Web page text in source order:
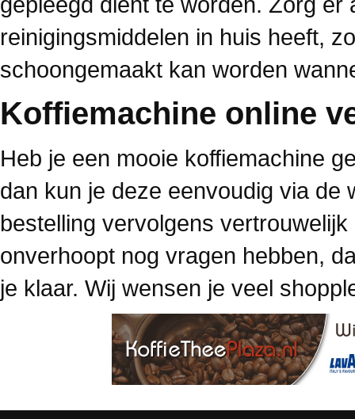
reinigingsmiddelen in huis heeft,
schoongemaakt kan worden
Koffiemachine online
Heb je een mooie koffiemachine
dan kun je deze eenvoudig via de
bestelling vervolgens
onverhoopt nog vragen hebben,
je klaar. Wij wensen je veel